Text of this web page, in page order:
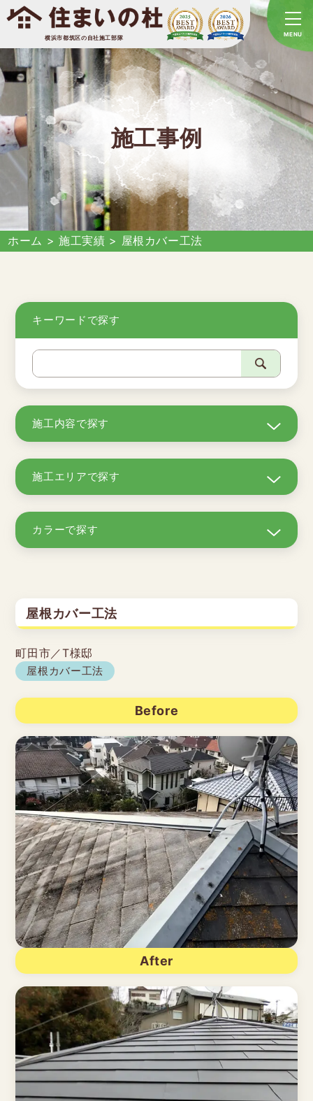
横浜市都筑区の自社施工部隊
施工事例
ホーム >施工実績 > 屋根カバー工法
キーワードで探す
施工内容で探す
施工エリアで探す
カラーで探す
屋根カバー工法
町田市／T様邸
屋根カバー工法
Before
After